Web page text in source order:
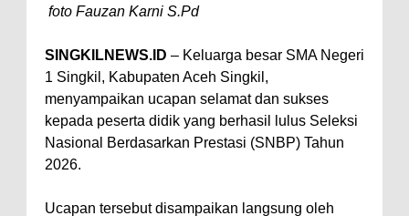
foto Fauzan Karni S.Pd
SINGKILNEWS.ID – Keluarga besar SMA Negeri
1 Singkil, Kabupaten Aceh Singkil,
menyampaikan ucapan selamat dan sukses
kepada peserta didik yang berhasil lulus Seleksi
Nasional Berdasarkan Prestasi (SNBP) Tahun
2026.
Ucapan tersebut disampaikan langsung oleh